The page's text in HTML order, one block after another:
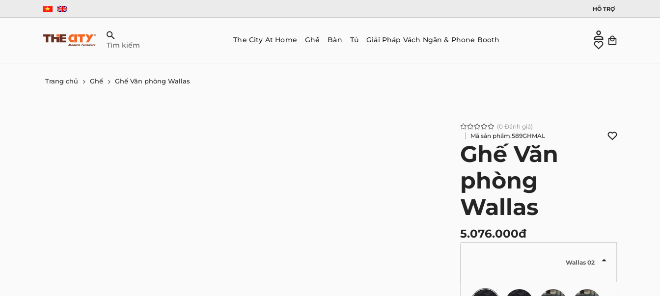
HỖ TRỢ
Tìm kiếm
The City At Home Ghế Bàn Tủ Giải Pháp Vách Ngăn & Phone Booth
Trang chủ Ghế Ghế Văn phòng Wallas
(0 Đánh giá)
Mã sản phẩm.589GHMAL
Ghế Văn
phòng
Wallas
5.076.000đ
Wallas 02